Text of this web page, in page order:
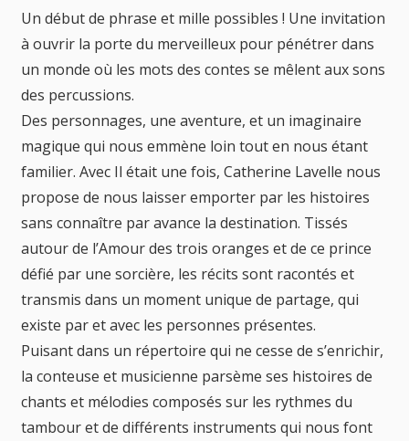
Un début de phrase et mille possibles ! Une invitation
à ouvrir la porte du merveilleux pour pénétrer dans
un monde où les mots des contes se mêlent aux sons
des percussions.
Des personnages, une aventure, et un imaginaire
magique qui nous emmène loin tout en nous étant
familier. Avec Il était une fois, Catherine Lavelle nous
propose de nous laisser emporter par les histoires
sans connaître par avance la destination. Tissés
autour de l’Amour des trois oranges et de ce prince
défié par une sorcière, les récits sont racontés et
transmis dans un moment unique de partage, qui
existe par et avec les personnes présentes.
Puisant dans un répertoire qui ne cesse de s’enrichir,
la conteuse et musicienne parsème ses histoires de
chants et mélodies composés sur les rythmes du
tambour et de différents instruments qui nous font